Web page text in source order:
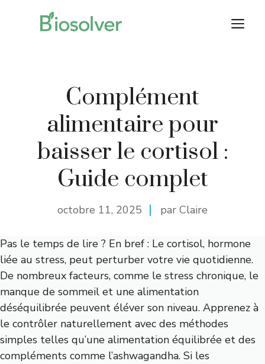
Complément
alimentaire pour
baisser le cortisol :
Guide complet
octobre 11, 2025 par Claire
Pas le temps de lire ? En bref : Le cortisol, hormone
liée au stress, peut perturber votre vie quotidienne.
De nombreux facteurs, comme le stress chronique, le
manque de sommeil et une alimentation
déséquilibrée peuvent éléver son niveau. Apprenez à
le contrôler naturellement avec des méthodes
simples telles qu’une alimentation équilibrée et des
compléments comme l’ashwagandha. Si les